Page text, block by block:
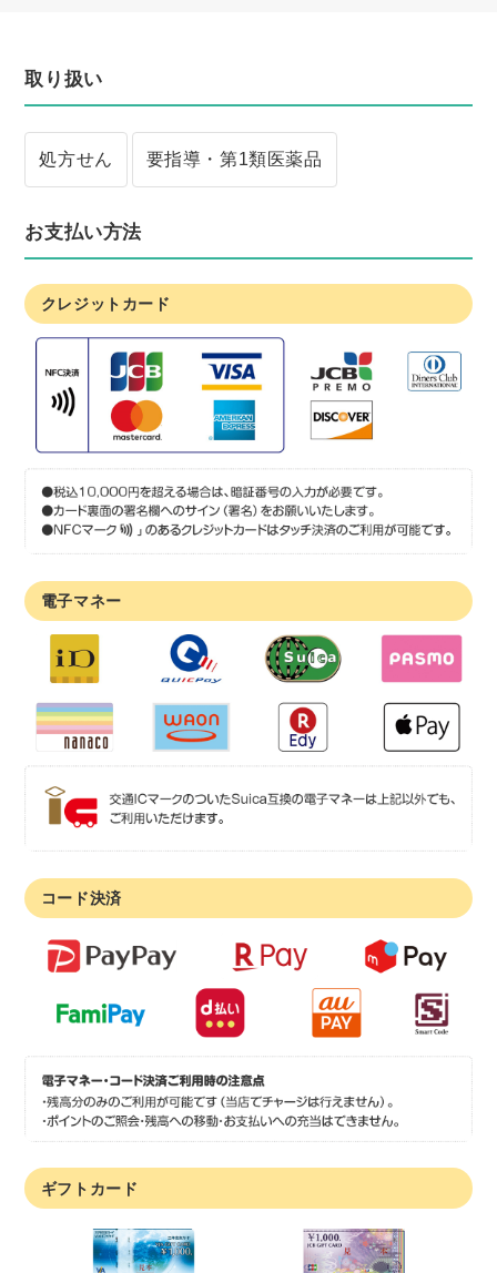
取り扱い
処方せん 要指導・第1類医薬品
お支払い方法
クレジットカード
電子マネー
コード決済
ギフトカード